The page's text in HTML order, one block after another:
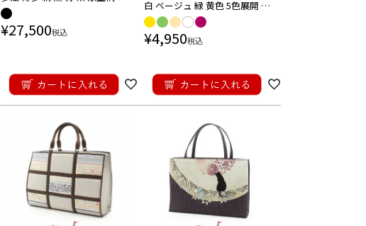
本製 トート 伝統工芸品 カジュ
アル
¥27,500税込
白 ベージュ 緑 黄色 5色展開 桜
柄 くすみカラー メール便対応
可
¥4,950税込